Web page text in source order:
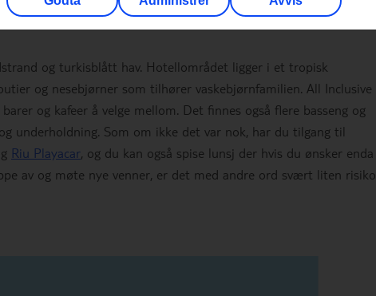
Carmen, Mexico
og turkisblått hav. Hotellområdet ligger i et tropisk
og nesebjørner som tilhører vaskebjørnfamilien. All Inclusive
og kafeer å velge mellom. Det finnes også flere basseng og
underholdning. Som om ikke det var nok, har du tilgang til
Riu Playacar, og du kan også spise lunsj der hvis du ønsker enda
av og møte nye venner, er det med andre ord svært liten risiko